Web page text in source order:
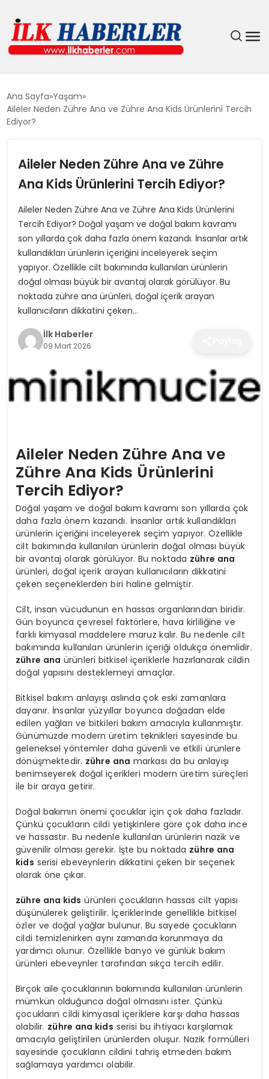
EĞITIM
GÜNDEM
MAGAZIN
SIYASET
SPOR
TEKNOLOJI
YAŞAM
Ana Sayfa Yaşam
Aileler Neden Zühre Ana ve Zühre Ana Kids Ürünlerini Tercih
Ediyor?
Aileler Neden Zühre Ana ve Zühre
Ana Kids Ürünlerini Tercih Ediyor?
Aileler Neden Zühre Ana ve Zühre Ana Kids Ürünlerini
Tercih Ediyor? Doğal yaşam ve doğal bakım kavramı
son yıllarda çok daha fazla önem kazandı. İnsanlar artık
kullandıkları ürünlerin içeriğini inceleyerek seçim
yapıyor. Özellikle cilt bakımında kullanılan ürünlerin
doğal olması büyük bir avantaj olarak görülüyor. Bu
noktada zühre ana ürünleri, doğal içerik arayan
kullanıcıların dikkatini çeken…
İlk Haberler
09 Mart 2026
Aileler Neden Zühre Ana ve
Zühre Ana Kids Ürünlerini
Tercih Ediyor?
Doğal yaşam ve doğal bakım kavramı son yıllarda çok
daha fazla önem kazandı. İnsanlar artık kullandıkları
ürünlerin içeriğini inceleyerek seçim yapıyor. Özellikle
cilt bakımında kullanılan ürünlerin doğal olması büyük
bir avantaj olarak görülüyor. Bu noktada zühre ana
ürünleri, doğal içerik arayan kullanıcıların dikkatini
çeken seçeneklerden biri haline gelmiştir.
Cilt, insan vücudunun en hassas organlarından biridir.
Gün boyunca çevresel faktörlere, hava kirliliğine ve
farklı kimyasal maddelere maruz kalır. Bu nedenle cilt
bakımında kullanılan ürünlerin içeriği oldukça önemlidir.
zühre ana ürünleri bitkisel içeriklerle hazırlanarak cildin
doğal yapısını desteklemeyi amaçlar.
Bitkisel bakım anlayışı aslında çok eski zamanlara
dayanır. İnsanlar yüzyıllar boyunca doğadan elde
edilen yağları ve bitkileri bakım amacıyla kullanmıştır.
Günümüzde modern üretim teknikleri sayesinde bu
geleneksel yöntemler daha güvenli ve etkili ürünlere
dönüşmektedir. zühre ana markası da bu anlayışı
benimseyerek doğal içerikleri modern üretim süreçleri
ile bir araya getirir.
Doğal bakımın önemi çocuklar için çok daha fazladır.
Çünkü çocukların cildi yetişkinlere göre çok daha ince
ve hassastır. Bu nedenle kullanılan ürünlerin nazik ve
güvenilir olması gerekir. İşte bu noktada zühre ana
kids serisi ebeveynlerin dikkatini çeken bir seçenek
olarak öne çıkar.
zühre ana kids ürünleri çocukların hassas cilt yapısı
düşünülerek geliştirilir. İçeriklerinde genellikle bitkisel
özler ve doğal yağlar bulunur. Bu sayede çocukların
cildi temizlenirken aynı zamanda korunmaya da
yardımcı olunur. Özellikle banyo ve günlük bakım
ürünleri ebeveynler tarafından sıkça tercih edilir.
Birçok aile çocuklarının bakımında kullanılan ürünlerin
mümkün olduğunca doğal olmasını ister. Çünkü
çocukların cildi kimyasal içeriklere karşı daha hassas
olabilir. zühre ana kids serisi bu ihtiyacı karşılamak
amacıyla geliştirilen ürünlerden oluşur. Nazik formülleri
sayesinde çocukların cildini tahriş etmeden bakım
sağlamaya yardımcı olabilir.